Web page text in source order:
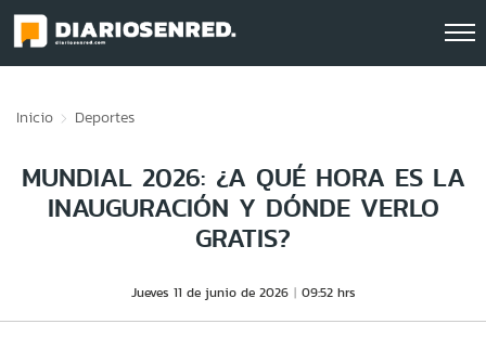
Inicio Deportes
MUNDIAL 2026: ¿A QUÉ HORA ES LA
INAUGURACIÓN Y DÓNDE VERLO
GRATIS?
Jueves 11 de junio de 2026 09:52 hrs